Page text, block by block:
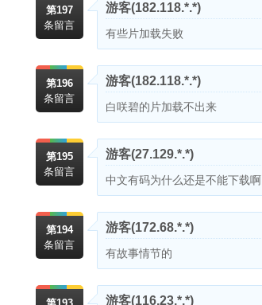
第197
条留言
游客(182.118.*.*)
有些片加载失败
第196
条留言
游客(182.118.*.*)
白咲碧的片加载不出来
第195
条留言
游客(27.129.*.*)
中文有码为什么还是不能下载啊
第194
条留言
游客(172.68.*.*)
有故事情节的
游客(116.23.*.*)